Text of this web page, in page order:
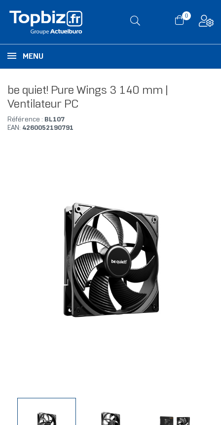
0
MENU
be quiet! Pure Wings 3 140 mm |
Ventilateur PC
Référence : BL107
EAN: 4260052190791